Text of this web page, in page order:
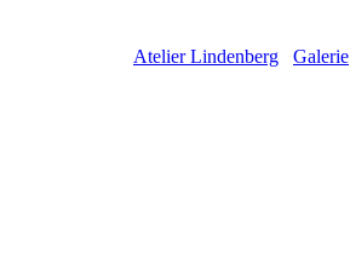
Atelier Lindenberg Galerie